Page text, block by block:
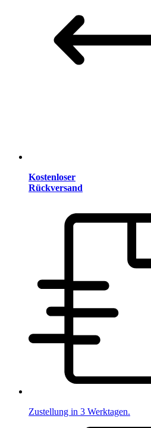
Kostenloser
Rückversand
Zustellung in 3 Werktagen.